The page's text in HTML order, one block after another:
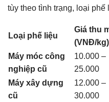
tùy theo tình trạng, loại
Loại phế liệu
Giá thu
(VNĐ/kg)
Máy móc công
nghiệp cũ
10.000 –
25.000
Máy xây dựng
cũ
12.000 –
30.000